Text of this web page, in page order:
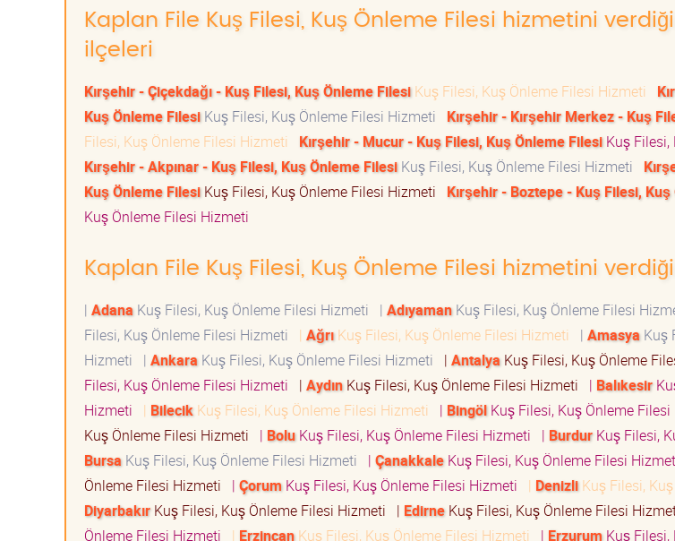
Kaplan File Kuş Filesi, Kuş Önleme Filesi hizmetini
ilçeleri
Kırşehir - Çiçekdağı - Kuş Filesi, Kuş Önleme FilesiKuş Filesi, Kuş Önleme Filesi Hizmeti
Kuş Önleme FilesiKuş Filesi, Kuş Önleme Filesi Hizmeti Kırşehir - Kırşehir Merkez - Kuş
Filesi, Kuş Önleme Filesi Hizmeti
Kırşehir - Mucur - Kuş Filesi, Kuş Önleme FilesiKuş Filesi,
Kırşehir - Akpınar - Kuş Filesi, Kuş Önleme FilesiKuş Filesi, Kuş Önleme Filesi Hizmeti
Kuş Önleme FilesiKuş Filesi, Kuş Önleme Filesi Hizmeti Kırşehir - Boztepe - Kuş Filesi,
Kuş Önleme Filesi Hizmeti
Kaplan File Kuş Filesi, Kuş Önleme Filesi hizmetini
| Adana Kuş Filesi, Kuş Önleme Filesi Hizmeti | AdıyamanKuş Filesi, Kuş Önleme Filesi
Filesi, Kuş Önleme Filesi Hizmeti
| AğrıKuş Filesi, Kuş Önleme Filesi Hizmeti | Amasya Kuş
Hizmeti
| Ankara Kuş Filesi, Kuş Önleme Filesi Hizmeti | Antalya Kuş Filesi, Kuş Önleme
Filesi, Kuş Önleme Filesi Hizmeti
| AydınKuş Filesi, Kuş Önleme Filesi Hizmeti | Balıkesir
Hizmeti
| Bilecik Kuş Filesi, Kuş Önleme Filesi Hizmeti | BingölKuş Filesi, Kuş Önleme Filesi
Kuş Önleme Filesi Hizmeti
| BoluKuş Filesi, Kuş Önleme Filesi Hizmeti | Burdur Kuş Filesi,
Bursa Kuş Filesi, Kuş Önleme Filesi Hizmeti | ÇanakkaleKuş Filesi, Kuş Önleme Filesi
Önleme Filesi Hizmeti
| ÇorumKuş Filesi, Kuş Önleme Filesi Hizmeti | DenizliKuş Filesi,
Diyarbakır Kuş Filesi, Kuş Önleme Filesi Hizmeti | EdirneKuş Filesi, Kuş Önleme Filesi
Önleme Filesi Hizmeti
| ErzincanKuş Filesi, Kuş Önleme Filesi Hizmeti | ErzurumKuş Filesi,